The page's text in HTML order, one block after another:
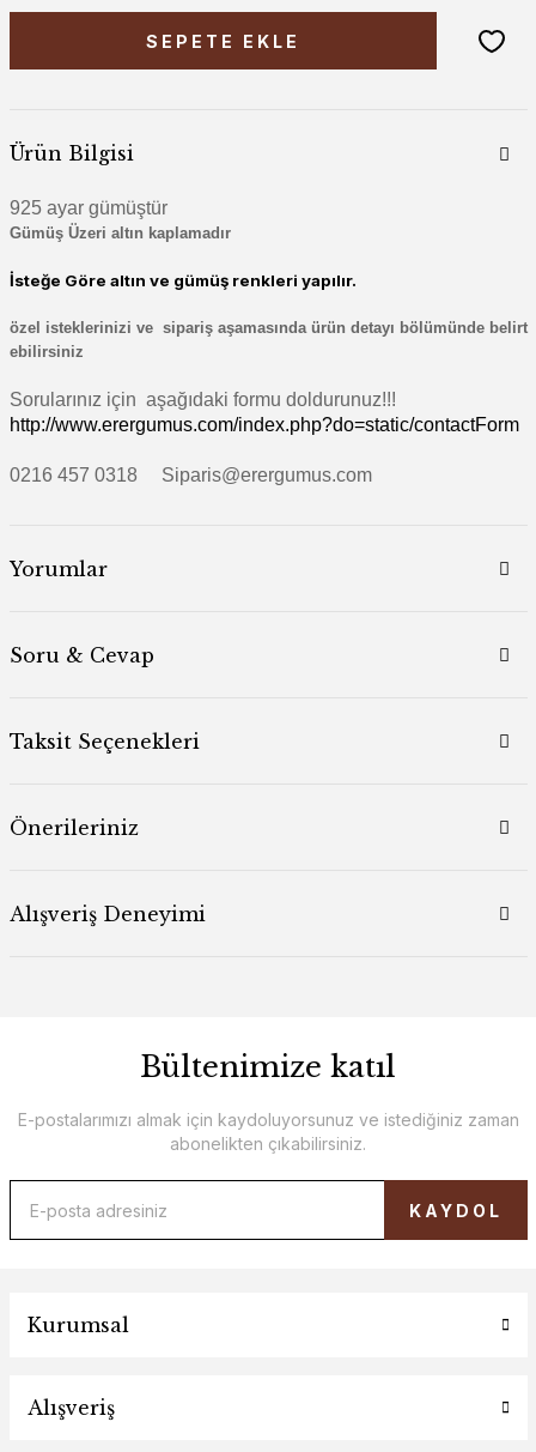
SEPETE EKLE
Ürün Bilgisi
925 ayar gümüştür
Gümüş Üzeri altın kaplamadır
İsteğe Göre altın ve gümüş renkleri yapılır.
özel isteklerinizi ve sipariş aşamasında ürün detayı bölümünde belirt
ebilirsiniz
Sorularınız için aşağıdaki formu doldurunuz!!!
http://www.erergumus.com/index.php?do=static/contactForm
0216 457 0318 Siparis@erergumus.com
Yorumlar
Soru & Cevap
Taksit Seçenekleri
Önerileriniz
Alışveriş Deneyimi
Bültenimize katıl
E-postalarımızı almak için kaydoluyorsunuz ve istediğiniz zaman
abonelikten çıkabilirsiniz.
KAYDOL
Kurumsal
Alışveriş